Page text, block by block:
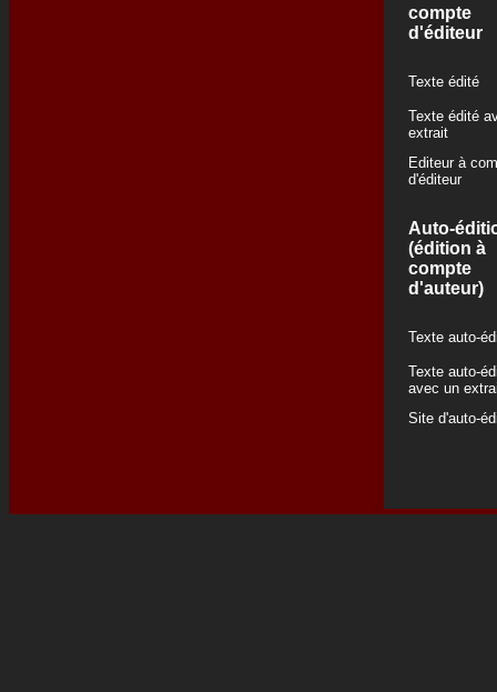
compte
d'éditeur
Texte édité
Texte édité
extrait
Editeur à
d'éditeur
Auto-
(édition à
compte
d'auteur)
Texte auto-
Texte auto-
avec un
Site d'auto-